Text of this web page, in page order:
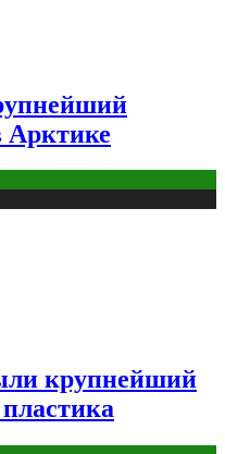
Арктике
крупнейший